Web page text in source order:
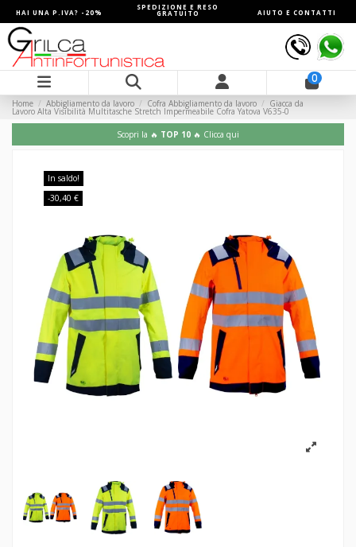
HAI UNA P.IVA? -20%
SPEDIZIONE E RESO
GRATUITO AIUTO E CONTATTI
0
Home Abbigliamento da lavoro Cofra Abbigliamento da lavoro Giacca da
Lavoro Alta Visibilità Multitasche Stretch Impermeabile Cofra Yatova V635-0
Scopri la 🔥 TOP 10 🔥 Clicca qui
In saldo!
-30,40 €